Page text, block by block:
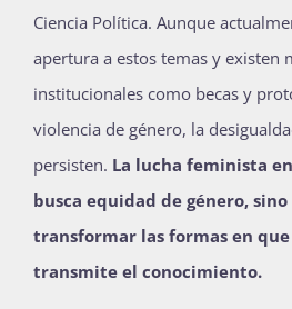
Ciencia Política. Aunque
apertura a estos temas y existen
institucionales como becas y
violencia de género, la
persisten. La lucha feminista
busca equidad de género,
transformar las formas en que
transmite el conocimiento.